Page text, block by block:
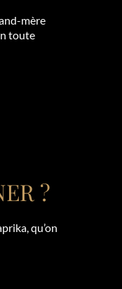
mère
toute
?
qu’on